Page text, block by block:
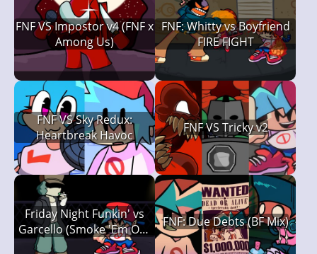
FNF VS Impostor v4 (FNF x
Among Us)
FNF: Whitty vs Boyfriend
FIRE FIGHT
FNF VS Sky Redux:
Heartbreak Havoc
FNF VS Tricky v2
Friday Night Funkin' vs
Garcello (Smoke 'Em Out
Struggle)
FNF: Due Debts (BF Mix)